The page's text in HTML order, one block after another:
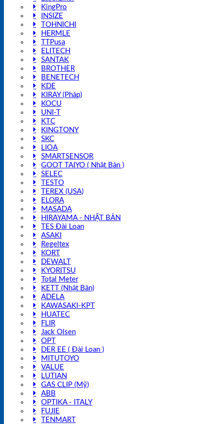
KingPro
INSIZE
TOHNICHI
HERMLE
TTPusa
ELITECH
SANTAK
BROTHER
BENETECH
KDE
KIRAY (Pháp)
KOCU
UNI-T
KTC
KINGTONY
SKC
LIOA
SMARTSENSOR
GOOT TAIYO ( Nhật Bản )
SELEC
TESTO
TEREX (USA)
ELORA
MASADA
HIRAYAMA - NHẬT BẢN
TES Đài Loan
ASAKI
Regeltex
KORT
DEWALT
KYORITSU
Total Meter
KETT (Nhật Bản)
ADELA
KAWASAKI-KPT
HUATEC
FLIR
Jack Olsen
OPT
DER EE ( Đài Loan )
MITUTOYO
VALUE
LUTIAN
GAS CLIP (Mỹ)
ABB
OPTIKA - ITALY
FUJIE
TENMART